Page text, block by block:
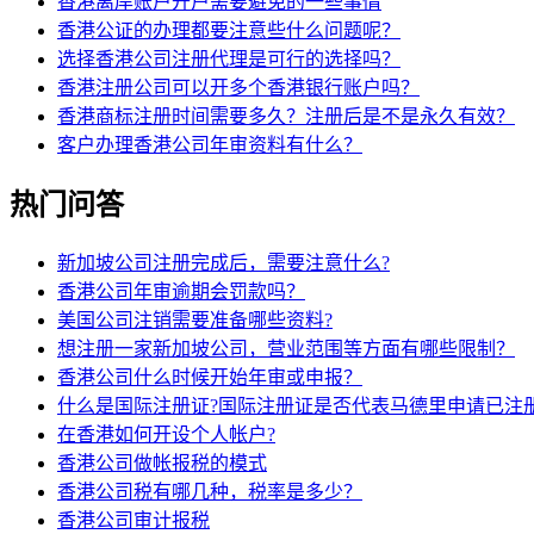
香港公证的办理都要注意些什么问题呢？
选择香港公司注册代理是可行的选择吗？
香港注册公司可以开多个香港银行账户吗？
香港商标注册时间需要多久？注册后是不是永久有效？
客户办理香港公司年审资料有什么？
热门问答
新加坡公司注册完成后，需要注意什么?
香港公司年审逾期会罚款吗？
美国公司注销需要准备哪些资料?
想注册一家新加坡公司，营业范围等方面有哪些限制？
香港公司什么时候开始年审或申报？
什么是国际注册证?国际注册证是否代表马德里申请已注
在香港如何开设个人帐户?
香港公司做帐报税的模式
香港公司税有哪几种，税率是多少？
香港公司审计报税